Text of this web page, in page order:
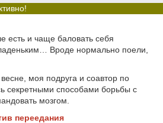
есть и чаще баловать себя
Вроде нормально поели,
моя подруга и соавтор по
секретными способами борьбы с
мозгом.
переедания